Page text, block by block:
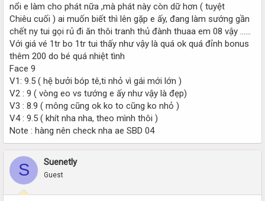
nổi e làm cho phát nữa ,mà phát này còn dữ hơn ( tuyệt
Chiêu cuối ) ai muốn biết thì lên gặp e ấy, đang làm sướng gần
chết ny tui gọi rủ đi ăn thôi tranh thủ đành thuaa em 08 vậy ......
Với giá vé 1tr bo 1tr tui thấy như vậy là quá ok quá đỉnh bonus
thêm 200 do bé quá nhiệt tình
Face 9
V1: 9.5 ( hệ bưởi bóp tê,ti nhỏ vì gái mới lớn )
V2 : 9 ( vòng eo vs tướng e ấy như vậy là đẹp)
V3 : 8.9 ( mông cũng ok ko to cũng ko nhỏ )
V4 : 9.5 ( khít nha nha, theo mình thôi )
Note : hàng nên check nha ae SBD 04
S Suenetly
Guest